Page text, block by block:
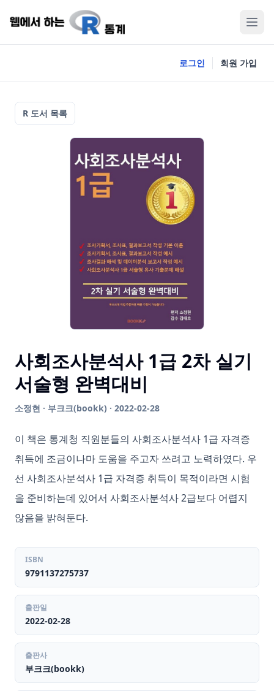
로그인 회원 가입
R 도서 목록
사회조사분석사 1급 2차 실기
서술형 완벽대비
소정현 · 부크크(bookk) · 2022-02-28
이 책은 통계청 직원분들의 사회조사분석사 1급 자격증
취득에 조금이나마 도움을 주고자 쓰려고 노력하였다. 우
선 사회조사분석사 1급 자격증 취득이 목적이라면 시험
을 준비하는데 있어서 사회조사분석사 2급보다 어렵지
않음을 밝혀둔다.
ISBN
9791137275737
출판일
2022-02-28
출판사
부크크(bookk)